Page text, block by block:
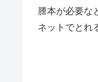
謄本が必要な
ネットでとれ